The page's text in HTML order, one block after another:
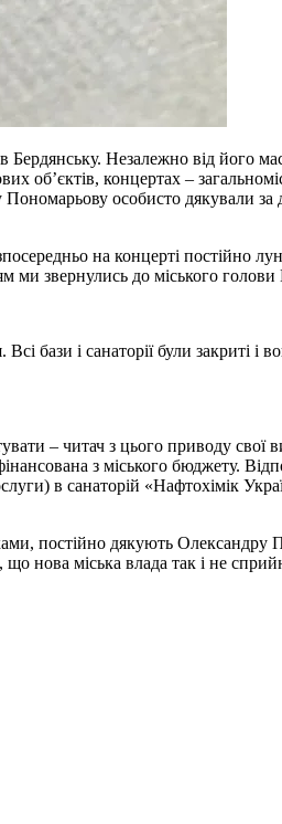
Незалежно від його
об’єктів, концертах –
особисто дякували
на концерті постійно
ми звернулись до міського
бази і санаторії були закриті і
– читач з цього приводу свої
з міського бюджету.
в санаторій «Нафтохімік
постійно дякують Олександру
нова міська влада так і не